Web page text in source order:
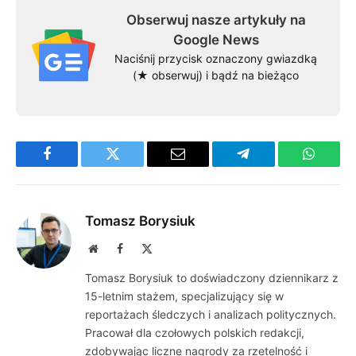
Obserwuj nasze artykuły na
Google News
Naciśnij przycisk oznaczony gwiazdką
(★ obserwuj) i bądź na bieżąco
Facebook Twitter Email Telegram
Tomasz Borysiuk
WebsiteFacebook
Tomasz Borysiuk to doświadczony dziennikarz z
15-letnim stażem, specjalizujący się w
reportażach śledczych i analizach politycznych.
Pracował dla czołowych polskich redakcji,
zdobywając liczne nagrody za rzetelność i